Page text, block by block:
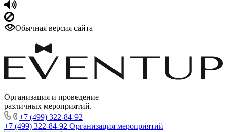
Обычная версия сайта
Организация и проведение
различных мероприятий.
+7 (499) 322-84-92
+7 (499) 322-84-92 Организация мероприятий